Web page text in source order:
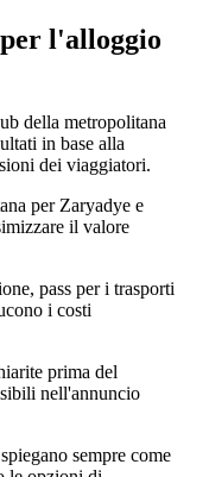
l'alloggio
della metropolitana
in base alla
dei viaggiatori.
per Zaryadye e
il valore
pass per i trasporti
i costi
prima del
nell'annuncio
sempre come